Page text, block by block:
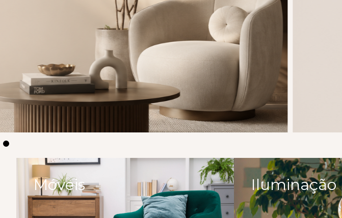
Descubra uma seleção de tapetes que unem conforto, sofisticação e design
atemporal. Peças cuidadosamente escolhidas para valorizar cada ambiente
com elegância, textura e personalidade.
EXPLORAR TAPETES
Móveis Iluminação